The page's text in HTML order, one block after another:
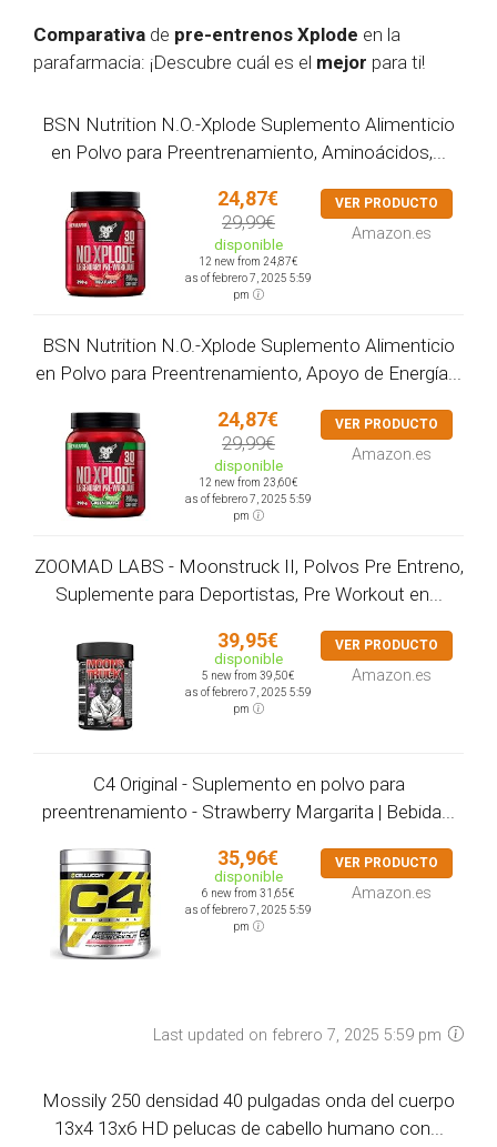
Comparativa de pre-entrenos Xplode en la
parafarmacia: ¡Descubre cuál es el mejor para ti!
BSN Nutrition N.O.-Xplode Suplemento Alimenticio
en Polvo para Preentrenamiento, Aminoácidos,...
24,87€
29,99€
disponible
12 new from 24,87€
as of febrero 7, 2025 5:59
pm
VER PRODUCTO
Amazon.es
BSN Nutrition N.O.-Xplode Suplemento Alimenticio
en Polvo para Preentrenamiento, Apoyo de Energía...
24,87€
29,99€
disponible
12 new from 23,60€
as of febrero 7, 2025 5:59
pm
VER PRODUCTO
Amazon.es
ZOOMAD LABS - Moonstruck II, Polvos Pre Entreno,
Suplemente para Deportistas, Pre Workout en...
39,95€
disponible
5 new from 39,50€
as of febrero 7, 2025 5:59
pm
VER PRODUCTO
Amazon.es
C4 Original - Suplemento en polvo para
preentrenamiento - Strawberry Margarita | Bebida...
35,96€
disponible
6 new from 31,65€
as of febrero 7, 2025 5:59
pm
VER PRODUCTO
Amazon.es
Last updated on febrero 7, 2025 5:59 pm
Mossily 250 densidad 40 pulgadas onda del cuerpo
13x4 13x6 HD pelucas de cabello humano con...